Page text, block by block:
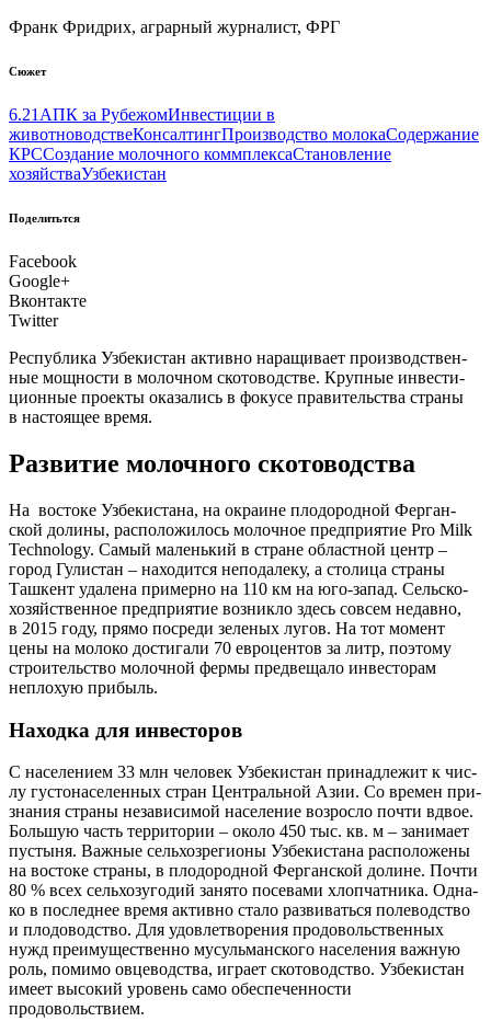
Франк Фридрих, аграрный журналист, ФРГ
Сюжет
6.21 АПК за РубежомИнвестиции в
животноводствеКонсалтингПроизводство молокаСодержание
КРССоздание молочного коммплексаСтановление
хозяйстваУзбекистан
Поделитьтся
Facebook
Google+
Вконтакте
Twitter
Рес­пуб­ли­ка Узбе­ки­стан актив­но нара­щи­ва­ет про­из­вод­ствен­
ные мощ­но­сти в молоч­ном ско­то­вод­стве. Круп­ные инве­сти­
ци­он­ные про­ек­ты ока­за­лись в фоку­се пра­ви­тель­ства стра­ны
в насто­я­щее время.
Развитие молочного скотоводства
На восто­ке Узбе­ки­ста­на, на окра­ине пло­до­род­ной Фер­ган­
ской доли­ны, рас­по­ло­жи­лось молоч­ное пред­при­я­тие Pro Milk
Technology. Самый малень­кий в стране област­ной центр –
город Гули­стан – нахо­дит­ся непо­да­ле­ку, а сто­ли­ца стра­ны
Таш­кент уда­ле­на при­мер­но на 110 км на юго-запад. Сель­ско­
хо­зяй­ствен­ное пред­при­я­тие воз­ник­ло здесь совсем недав­но,
в 2015 году, пря­мо посре­ди зеле­ных лугов. На тот момент
цены на моло­ко дости­га­ли 70 евро­цен­тов за литр, поэто­му
стро­и­тель­ство молоч­ной фер­мы пред­ве­ща­ло инве­сто­рам
неплохую прибыль.
Находка для инвесторов
С насе­ле­ни­ем 33 млн чело­век Узбе­ки­стан при­над­ле­жит к чис­
лу густо­на­се­лен­ных стран Цен­траль­ной Азии. Со вре­мен при­
зна­ния стра­ны неза­ви­си­мой насе­ле­ние воз­рос­ло почти вдвое.
Боль­шую часть тер­ри­то­рии – око­ло 450 тыс. кв. м – зани­ма­ет
пусты­ня. Важ­ные сель­хоз­ре­ги­о­ны Узбе­ки­ста­на рас­по­ло­же­ны
на восто­ке стра­ны, в пло­до­род­ной Фер­ган­ской долине. Почти
80 % всех сель­хоз­уго­дий заня­то посе­ва­ми хлоп­чат­ни­ка. Одна­
ко в послед­нее вре­мя актив­но ста­ло раз­ви­вать­ся поле­вод­ство
и пло­до­вод­ство. Для удо­вле­тво­ре­ния про­до­воль­ствен­ных
нужд пре­иму­ще­ствен­но мусуль­ман­ско­го насе­ле­ния важ­ную
роль, поми­мо овце­вод­ства, игра­ет ско­то­вод­ство. Узбе­ки­стан
име­ет высо­кий уро­вень само обес­пе­чен­но­сти
продовольствием.